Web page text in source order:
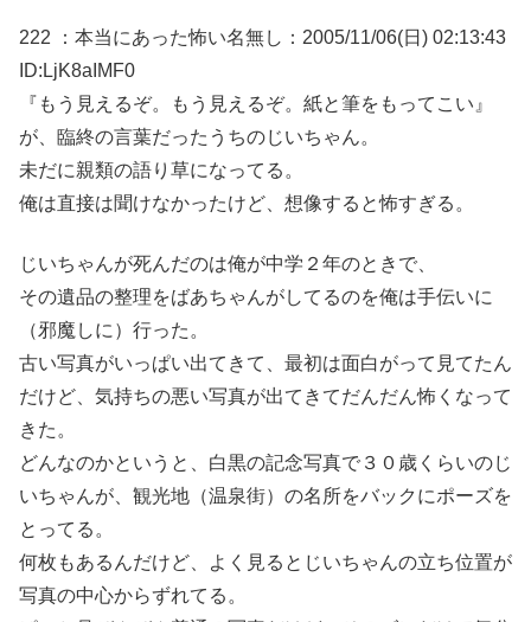
222 ：本当にあった怖い名無し：2005/11/06(日) 02:13:43
ID:LjK8aIMF0
『もう見えるぞ。もう見えるぞ。紙と筆をもってこい』
が、臨終の言葉だったうちのじいちゃん。
未だに親類の語り草になってる。
俺は直接は聞けなかったけど、想像すると怖すぎる。
じいちゃんが死んだのは俺が中学２年のときで、
その遺品の整理をばあちゃんがしてるのを俺は手伝いに
（邪魔しに）行った。
古い写真がいっぱい出てきて、最初は面白がって見てたん
だけど、気持ちの悪い写真が出てきてだんだん怖くなって
きた。
どんなのかというと、白黒の記念写真で３０歳くらいのじ
いちゃんが、観光地（温泉街）の名所をバックにポーズを
とってる。
何枚もあるんだけど、よく見るとじいちゃんの立ち位置が
写真の中心からずれてる。